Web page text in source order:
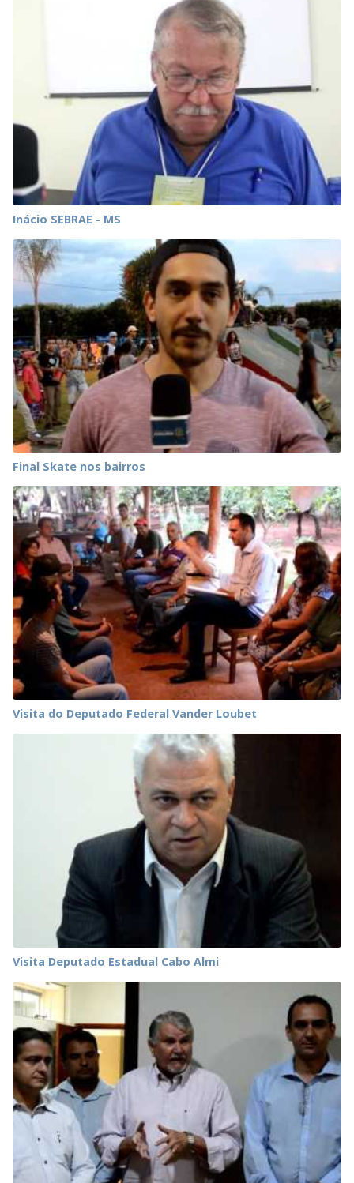
Inácio SEBRAE - MS
Final Skate nos bairros
Visita do Deputado Federal Vander Loubet
Visita Deputado Estadual Cabo Almi